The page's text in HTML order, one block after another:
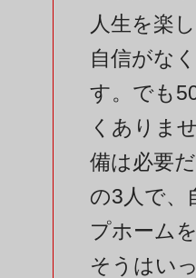
人生を楽
自信がな
す。でも
くありま
備は必要
の3人で、
プホーム
そうはい